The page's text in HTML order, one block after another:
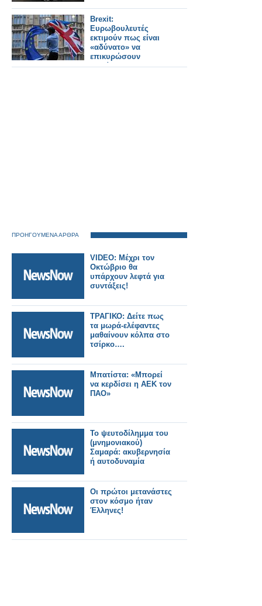
Brexit:
Ευρωβουλευτές
εκτιμούν πως είναι
«αδύνατο» να
επικυρώσουν
εγκαίρως μια
ΠΡΟΗΓΟΥΜΕΝΑ ΑΡΘΡΑ
VIDEO: Μέχρι τον
Οκτώβριο θα
υπάρχουν λεφτά για
συντάξεις!
ΤΡΑΓΙΚΟ: Δείτε πως
τα μωρά-ελέφαντες
μαθαίνουν κόλπα στο
τσίρκο….
Μπατίστα: «Μπορεί
να κερδίσει η ΑΕΚ τον
ΠΑΟ»
Το ψευτοδίλημμα του
(μνημονιακού)
Σαμαρά: ακυβερνησία
ή αυτοδυναμία
Oι πρώτοι μετανάστες
στον κόσμο ήταν
Έλληνες!